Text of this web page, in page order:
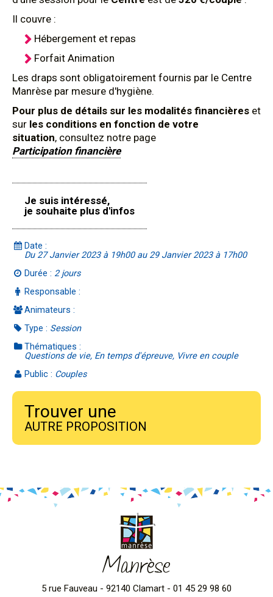
Il couvre :
Hébergement et repas
Forfait Animation
Les draps sont obligatoirement fournis par le Centre
Manrèse par mesure d'hygiène.
Pour plus de détails sur les modalités financières et
sur les conditions en fonction de votre
situation, consultez notre page
Participation financière
Je suis intéressé,
je souhaite plus d'infos
Date :
Du 27 Janvier 2023 à 19h00 au 29 Janvier 2023 à 17h00
Durée : 2 jours
Responsable :
Animateurs :
Type : Session
Thématiques :
Questions de vie, En temps d'épreuve, Vivre en couple
Public : Couples
Trouver une
AUTRE PROPOSITION
Manrèse
5 rue Fauveau - 92140 Clamart - 01 45 29 98 60